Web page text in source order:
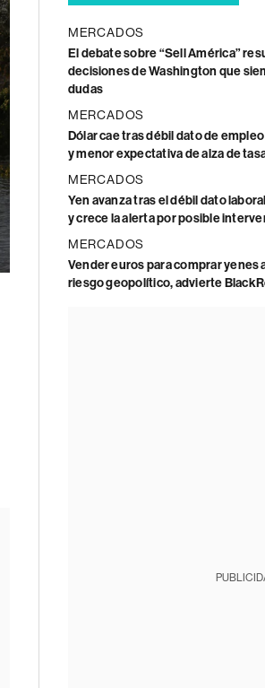
MERCADOS
El debate sobre “Sell América”
decisiones de Washington que
dudas
MERCADOS
Dólar cae tras débil dato de empleo
y menor expectativa de alza de
MERCADOS
Yen avanza tras el débil dato
y crece la alerta por posible
MERCADOS
Vender euros para comprar yenes
riesgo geopolítico, advierte